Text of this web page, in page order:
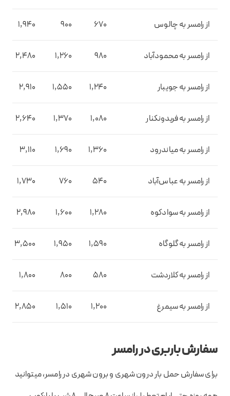
از رامسر به چالوس 670
900
1,940
از رامسر به محمودآباد 980
1,260
2,480
از رامسر به جویبار 1,240
1,550
2,910
از رامسر به فریدونکنار 1,080
1,370
2,640
از رامسر به میاندرود 1,360
1,690
3,110
از رامسر به عباس‌آباد 540
760
1,730
از رامسر به سوادکوه 1,280
1,600
2,980
از رامسر به گلوگاه 1,590
1,950
3,500
از رامسر به کلاردشت 580
800
1,800
از رامسر به سیمرغ 1,200
1,510
2,850
سفارش باربری در رامسر
برای سفارش حمل بار درون شهری و برون شهری در رامسر، میتوانید